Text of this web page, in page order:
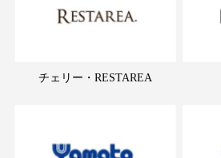
チェリー・RESTAREA